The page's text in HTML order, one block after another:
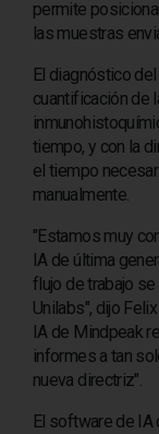
RADIOLOGÍA
RESONANCIA
permite
las muestras
El diagnóstico
cuantificación de
tiempo, y con la
el tiempo
manualmente.
"Estamos muy
IA de última
flujo de trabajo se
Unilabs", dijo
IA de Mindpeak
informes a tan
nueva directriz".
El software de IA